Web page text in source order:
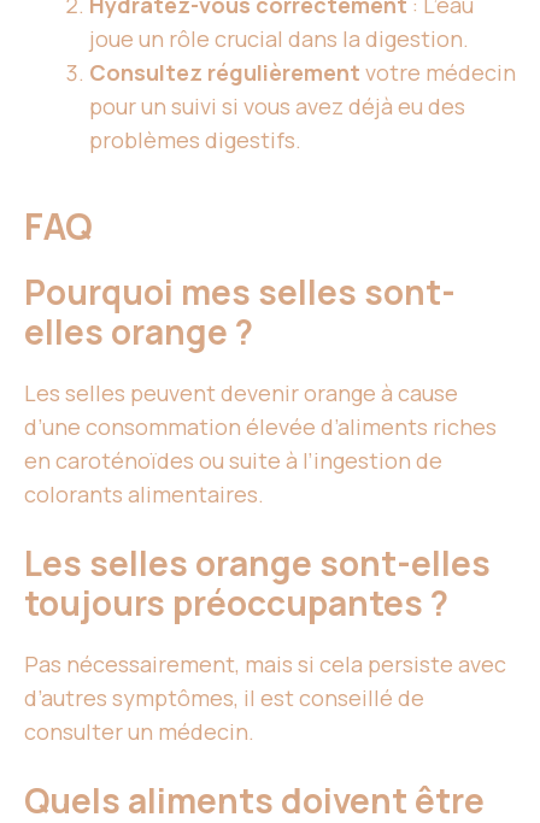
joue un rôle crucial dans la digestion.
Consultez régulièrement votre médecin
pour un suivi si vous avez déjà eu des
problèmes digestifs.
FAQ
Pourquoi mes selles sont-
elles orange ?
Les selles peuvent devenir orange à cause
d’une consommation élevée d’aliments riches
en caroténoïdes ou suite à l’ingestion de
colorants alimentaires.
Les selles orange sont-elles
toujours préoccupantes ?
Pas nécessairement, mais si cela persiste avec
d’autres symptômes, il est conseillé de
consulter un médecin.
Quels aliments doivent être